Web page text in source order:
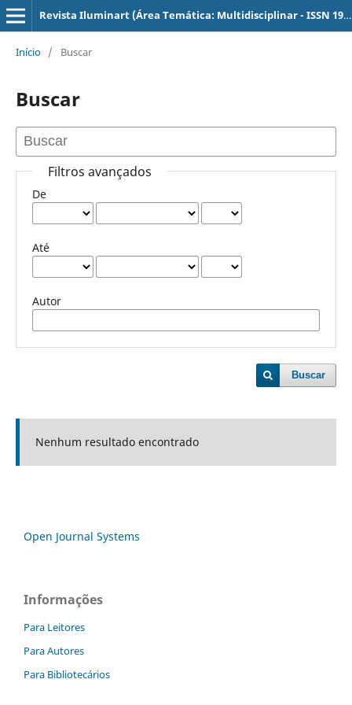
Revista Iluminart (Área Temática: Multidisciplinar - ISSN 1984-8625) - Câmpus Sertãozinho
Início / Buscar
Buscar
Filtros avançados
De
Até
Autor
Buscar
Nenhum resultado encontrado
Open Journal Systems
Informações
Para Leitores
Para Autores
Para Bibliotecários